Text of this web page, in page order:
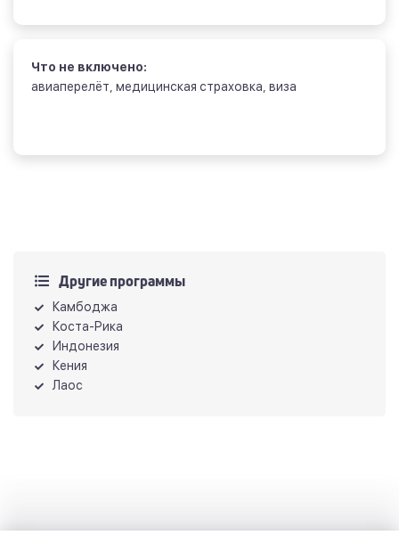
Другие программы
Камбоджа
Коста-Рика
Индонезия
Кения
Лаос
Что не включено:
авиаперелёт, медицинская страховка, виза